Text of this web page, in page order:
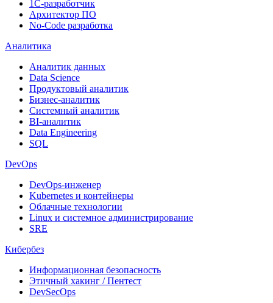
1С-разработчик
Архитектор ПО
No-Code разработка
Аналитика
Аналитик данных
Data Science
Продуктовый аналитик
Бизнес-аналитик
Системный аналитик
BI-аналитик
Data Engineering
SQL
DevOps
DevOps-инженер
Kubernetes и контейнеры
Облачные технологии
Linux и системное администрирование
SRE
Кибербез
Информационная безопасность
Этичный хакинг / Пентест
DevSecOps